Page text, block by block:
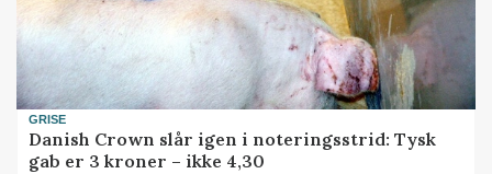
GRISE
Danish Crown slår igen i noteringsstrid: Tysk
gab er 3 kroner – ikke 4,30